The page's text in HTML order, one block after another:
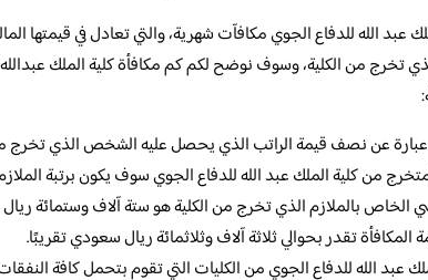
عبد الله للدفاع الجوي مكافآت شهرية، والتي تعادل في قيمتها
تخرج من الكلية، وسوف نوضح لكم كم مكافأة كلية الملك
عبارة عن نصف قيمة الراتب الذي يحصل عليه الشخص الذي تخرج
من كلية الملك عبد الله للدفاع الجوي سوف يكون برتبة
الخاص بالملازم الذي تخرج من الكلية هو ستة آلاف وستمائة
تقدر بحوالي ثلاثة آلاف وثلاثمائة ريال سعودي تقريبًا.
عبد الله للدفاع الجوي من الكليات التي تقوم بتحمل كافة